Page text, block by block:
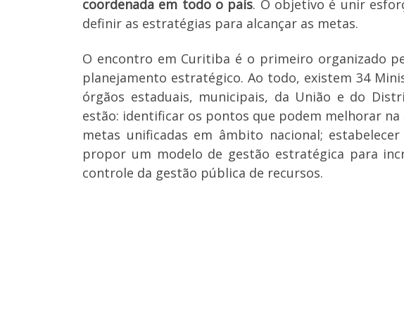
coordenada em todo o país. O objetivo é unir
definir as estratégias para alcançar as metas.
O encontro em Curitiba é o primeiro organizado
planejamento estratégico. Ao todo, existem 34
órgãos estaduais, municipais, da União e do
estão: identificar os pontos que podem melhorar
metas unificadas em âmbito nacional;
propor um modelo de gestão estratégica para
controle da gestão pública de recursos.